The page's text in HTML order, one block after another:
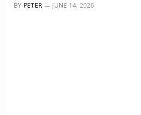
BY PETER JUNE 14, 2026